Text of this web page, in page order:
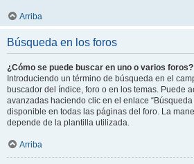
Arriba
Búsqueda en los foros
¿Cómo se puede buscar en uno o varios foros?
Introduciendo un término de búsqueda en el
buscador del índice, foro o en los temas. Puede
avanzadas haciendo clic en el enlace “Búsqueda
disponible en todas las páginas del foro. La
depende de la plantilla utilizada.
Arriba